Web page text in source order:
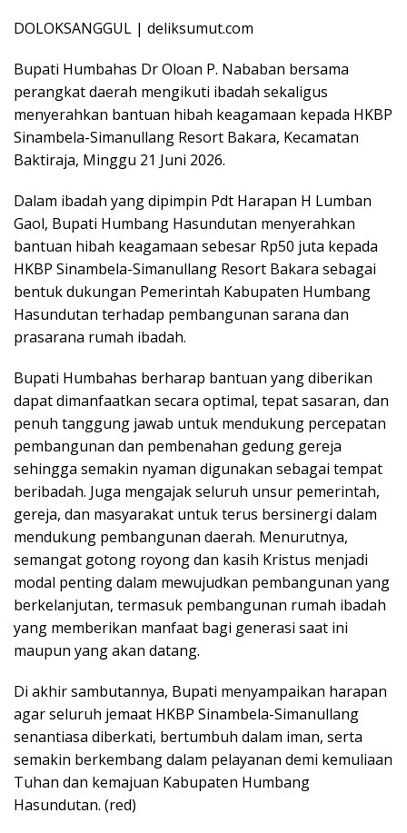
DOLOKSANGGUL | deliksumut.com
Bupati Humbahas Dr Oloan P. Nababan bersama
perangkat daerah mengikuti ibadah sekaligus
menyerahkan bantuan hibah keagamaan kepada HKBP
Sinambela-Simanullang Resort Bakara, Kecamatan
Baktiraja, Minggu 21 Juni 2026.
Dalam ibadah yang dipimpin Pdt Harapan H Lumban
Gaol, Bupati Humbang Hasundutan menyerahkan
bantuan hibah keagamaan sebesar Rp50 juta kepada
HKBP Sinambela-Simanullang Resort Bakara sebagai
bentuk dukungan Pemerintah Kabupaten Humbang
Hasundutan terhadap pembangunan sarana dan
prasarana rumah ibadah.
Bupati Humbahas berharap bantuan yang diberikan
dapat dimanfaatkan secara optimal, tepat sasaran, dan
penuh tanggung jawab untuk mendukung percepatan
pembangunan dan pembenahan gedung gereja
sehingga semakin nyaman digunakan sebagai tempat
beribadah. Juga mengajak seluruh unsur pemerintah,
gereja, dan masyarakat untuk terus bersinergi dalam
mendukung pembangunan daerah. Menurutnya,
semangat gotong royong dan kasih Kristus menjadi
modal penting dalam mewujudkan pembangunan yang
berkelanjutan, termasuk pembangunan rumah ibadah
yang memberikan manfaat bagi generasi saat ini
maupun yang akan datang.
Di akhir sambutannya, Bupati menyampaikan harapan
agar seluruh jemaat HKBP Sinambela-Simanullang
senantiasa diberkati, bertumbuh dalam iman, serta
semakin berkembang dalam pelayanan demi kemuliaan
Tuhan dan kemajuan Kabupaten Humbang
Hasundutan. (red)